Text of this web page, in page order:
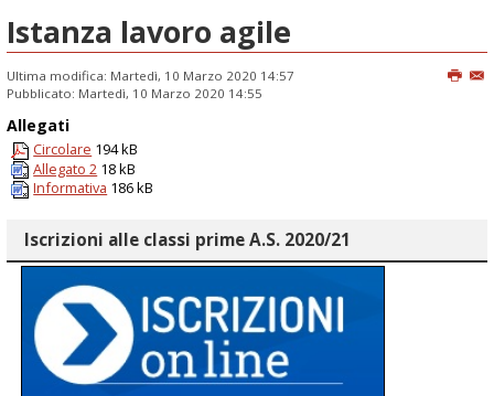
Istanza lavoro agile
Ultima modifica: Martedì, 10 Marzo 2020 14:57
Pubblicato: Martedì, 10 Marzo 2020 14:55
Allegati
Circolare 194 kB
Allegato 2 18 kB
Informativa 186 kB
Iscrizioni alle classi prime A.S. 2020/21